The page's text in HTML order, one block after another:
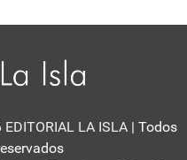
LA ISLA | Todos